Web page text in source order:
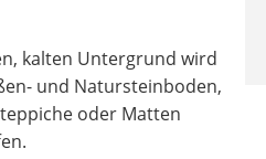
kalten Untergrund wird
und Natursteinboden,
oder Matten